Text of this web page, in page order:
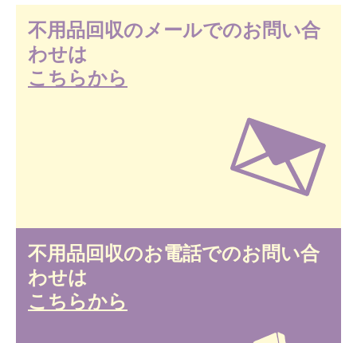
不用品回収のメールでのお問い合
わせは
こちらから
不用品回収のお電話でのお問い合
わせは
こちらから